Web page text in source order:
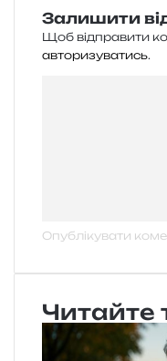
Залишити
Щоб відправити
авторизуватись.
Читайте